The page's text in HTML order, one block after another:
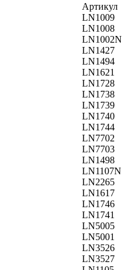
Артикул
LN1009
LN1008
LN1002N
LN1427
LN1494
LN1621
LN1728
LN1738
LN1739
LN1740
LN1744
LN7702
LN7703
LN1498
LN1107N
LN2265
LN1617
LN1746
LN1741
LN5005
LN5001
LN3526
LN3527